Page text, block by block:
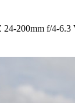
f/4-6.3